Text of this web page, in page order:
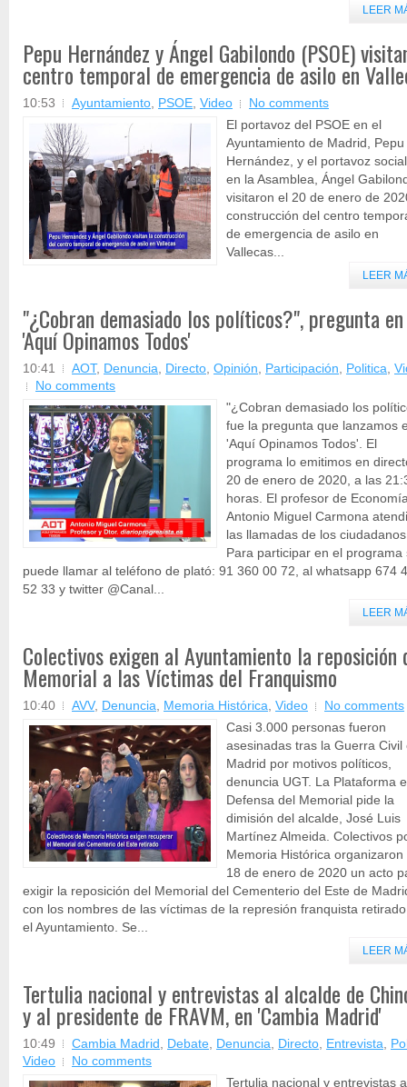
LEER
Pepu Hernández y Ángel Gabilondo (PSOE)
centro temporal de emergencia de asilo en
10:53 Ayuntamiento, PSOE, Video
No comments
El portavoz del PSOE en el
Ayuntamiento de Madrid, Pepu
Hernández, y el portavoz
en la Asamblea, Ángel
visitaron el 20 de enero de
construcción del centro
de emergencia de asilo en
Vallecas...
LEER
"¿Cobran demasiado los políticos?", pregunta en
'Aquí Opinamos Todos'
10:41 AOT, Denuncia, Directo, Opinión, Participación, Politica,
No comments
"¿Cobran demasiado los
fue la pregunta que lanzamos
'Aquí Opinamos Todos'. El
programa lo emitimos en
20 de enero de 2020, a las
horas. El profesor de
Antonio Miguel Carmona
las llamadas de los
Para participar en el programa
puede llamar al teléfono de plató: 91 360 00 72, al whatsapp 674
52 33 y twitter @Canal...
LEER
Colectivos exigen al Ayuntamiento la reposición
Memorial a las Víctimas del Franquismo
10:40 AVV, Denuncia, Memoria Histórica, Video
No comments
Casi 3.000 personas fueron
asesinadas tras la Guerra Civil
Madrid por motivos políticos,
denuncia UGT. La Plataforma
Defensa del Memorial pide la
dimisión del alcalde, José Luis
Martínez Almeida. Colectivos
Memoria Histórica organizaron
18 de enero de 2020 un acto
exigir la reposición del Memorial del Cementerio del Este de
con los nombres de las víctimas de la represión franquista
el Ayuntamiento. Se...
LEER
Tertulia nacional y entrevistas al alcalde de
y al presidente de FRAVM, en 'Cambia Madrid'
10:49 Cambia Madrid , Debate, Denuncia, Directo, Entrevista,
Video
No comments
Tertulia nacional y entrevistas